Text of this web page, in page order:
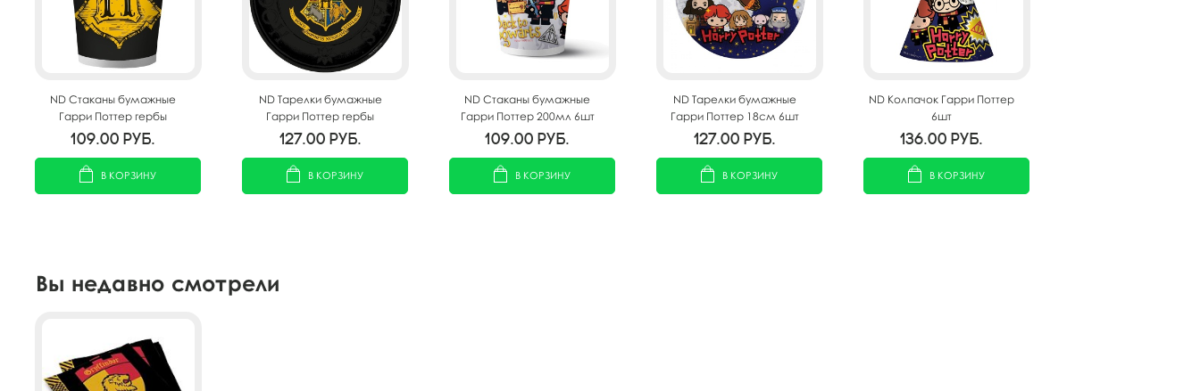
ND Стаканы бумажные
Гарри Поттер гербы
Хогвартса 250мл 6шт
109.00 руб.
В КОРЗИНУ
ND Тарелки бумажные
Гарри Поттер гербы
Хогвартса 18см 6шт
127.00 руб.
В КОРЗИНУ
ND Стаканы бумажные
Гарри Поттер 200мл 6шт
109.00 руб.
В КОРЗИНУ
ND Тарелки бумажные
Гарри Поттер 18см 6шт
127.00 руб.
В КОРЗИНУ
ND Колпачок Гарри Поттер
6шт
136.00 руб.
В КОРЗИНУ
Вы недавно смотрели